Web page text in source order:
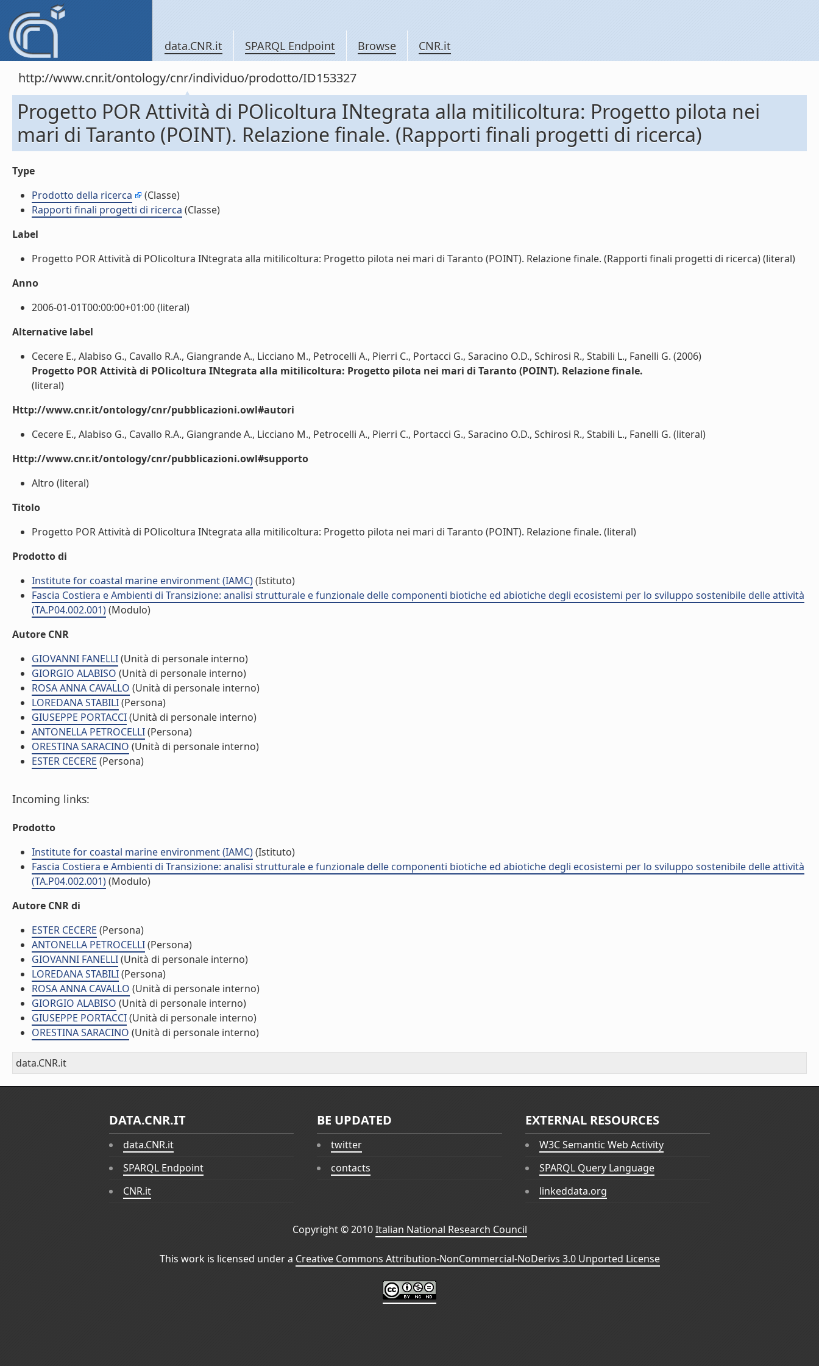
data.CNR.it SPARQL Endpoint Browse CNR.it
http://www.cnr.it/ontology/cnr/individuo/prodotto/ID153327
Progetto POR Attività di POlicoltura INtegrata alla mitilicoltura: Progetto pilota nei
mari di Taranto (POINT). Relazione finale. (Rapporti finali progetti di ricerca)
Type
Prodotto della ricerca
(Classe)
Rapporti finali progetti di ricerca (Classe)
Label
Progetto POR Attività di POlicoltura INtegrata alla mitilicoltura: Progetto pilota nei mari di Taranto (POINT). Relazione finale. (Rapporti finali progetti di ricerca) (literal)
Anno
2006-01-01T00:00:00+01:00 (literal)
Alternative label
Cecere E., Alabiso G., Cavallo R.A., Giangrande A., Licciano M., Petrocelli A., Pierri C., Portacci G., Saracino O.D., Schirosi R., Stabili L., Fanelli G. (2006)
Progetto POR Attività di POlicoltura INtegrata alla mitilicoltura: Progetto pilota nei mari di Taranto (POINT). Relazione finale.
(literal)
Http://www.cnr.it/ontology/cnr/pubblicazioni.owl#autori
Cecere E., Alabiso G., Cavallo R.A., Giangrande A., Licciano M., Petrocelli A., Pierri C., Portacci G., Saracino O.D., Schirosi R., Stabili L., Fanelli G. (literal)
Http://www.cnr.it/ontology/cnr/pubblicazioni.owl#supporto
Altro (literal)
Titolo
Progetto POR Attività di POlicoltura INtegrata alla mitilicoltura: Progetto pilota nei mari di Taranto (POINT). Relazione finale. (literal)
Prodotto di
Institute for coastal marine environment (IAMC)(Istituto)
Fascia Costiera e Ambienti di Transizione: analisi strutturale e funzionale delle componenti biotiche ed abiotiche degli ecosistemi per lo sviluppo sostenibile delle attività
(TA.P04.002.001)(Modulo)
Autore CNR
GIOVANNI FANELLI(Unità di personale interno)
GIORGIO ALABISO (Unità di personale interno)
ROSA ANNA CAVALLO (Unità di personale interno)
LOREDANA STABILI(Persona)
GIUSEPPE PORTACCI(Unità di personale interno)
ANTONELLA PETROCELLI(Persona)
ORESTINA SARACINO (Unità di personale interno)
ESTER CECERE (Persona)
Incoming links:
Prodotto
Institute for coastal marine environment (IAMC)(Istituto)
Fascia Costiera e Ambienti di Transizione: analisi strutturale e funzionale delle componenti biotiche ed abiotiche degli ecosistemi per lo sviluppo sostenibile delle attività
(TA.P04.002.001)(Modulo)
Autore CNR di
ESTER CECERE (Persona)
ANTONELLA PETROCELLI(Persona)
GIOVANNI FANELLI(Unità di personale interno)
LOREDANA STABILI(Persona)
ROSA ANNA CAVALLO (Unità di personale interno)
GIORGIO ALABISO (Unità di personale interno)
GIUSEPPE PORTACCI(Unità di personale interno)
ORESTINA SARACINO (Unità di personale interno)
data.CNR.it
DATA.CNR.IT
data.CNR.it
SPARQL Endpoint
CNR.it
BE UPDATED
twitter
contacts
EXTERNAL RESOURCES
W3C Semantic Web Activity
SPARQL Query Language
linkeddata.org
Copyright © 2010Italian National Research Council
This work is licensed under a Creative Commons Attribution-NonCommercial-NoDerivs 3.0 Unported License